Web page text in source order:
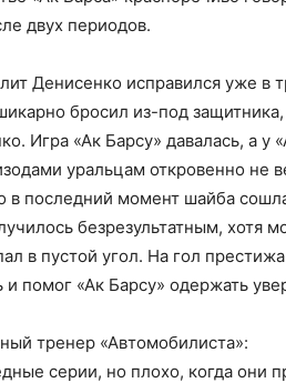
двух периодов.
Денисенко исправился уже в
бросил из-под
Игра «Ак Барсу» давалась, а у
уральцам откровенно не
в последний момент шайба
безрезультатным, хотя
в пустой угол. На гол
и помог «Ак Барсу» одержать
тренер «Автомобилиста»:
серии, но плохо, когда они